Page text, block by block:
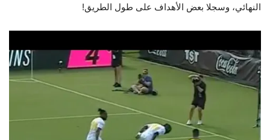
النهائي، وسجلا بعض الأهداف على طول الطريق!